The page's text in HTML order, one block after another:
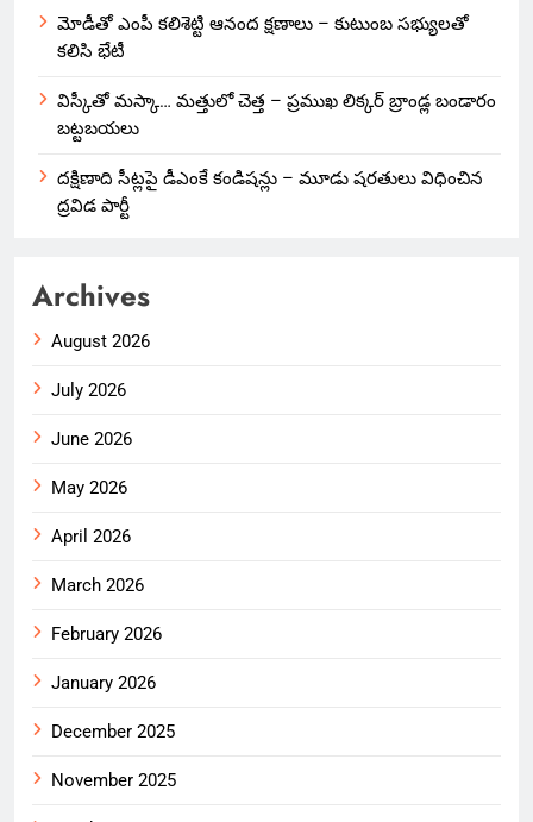
మోడీతో ఎంపీ కలిశెట్టి ఆనంద క్షణాలు – కుటుంబ సభ్యులతో
కలిసి భేటీ
విస్కీతో మస్కా… మత్తులో చెత్త – ప్రముఖ లిక్కర్ బ్రాండ్ల బండారం
బట్టబయలు
దక్షిణాది సీట్లపై డీఎంకే కండిషన్లు – మూడు షరతులు విధించిన
ద్రవిడ పార్టీ
Archives
August 2026
July 2026
June 2026
May 2026
April 2026
March 2026
February 2026
January 2026
December 2025
November 2025